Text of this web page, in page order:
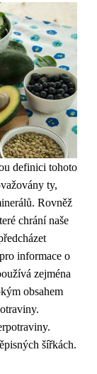
definici tohoto
ty,
Rovněž
chrání naše
informace o
zejména
obsahem
šířkách.